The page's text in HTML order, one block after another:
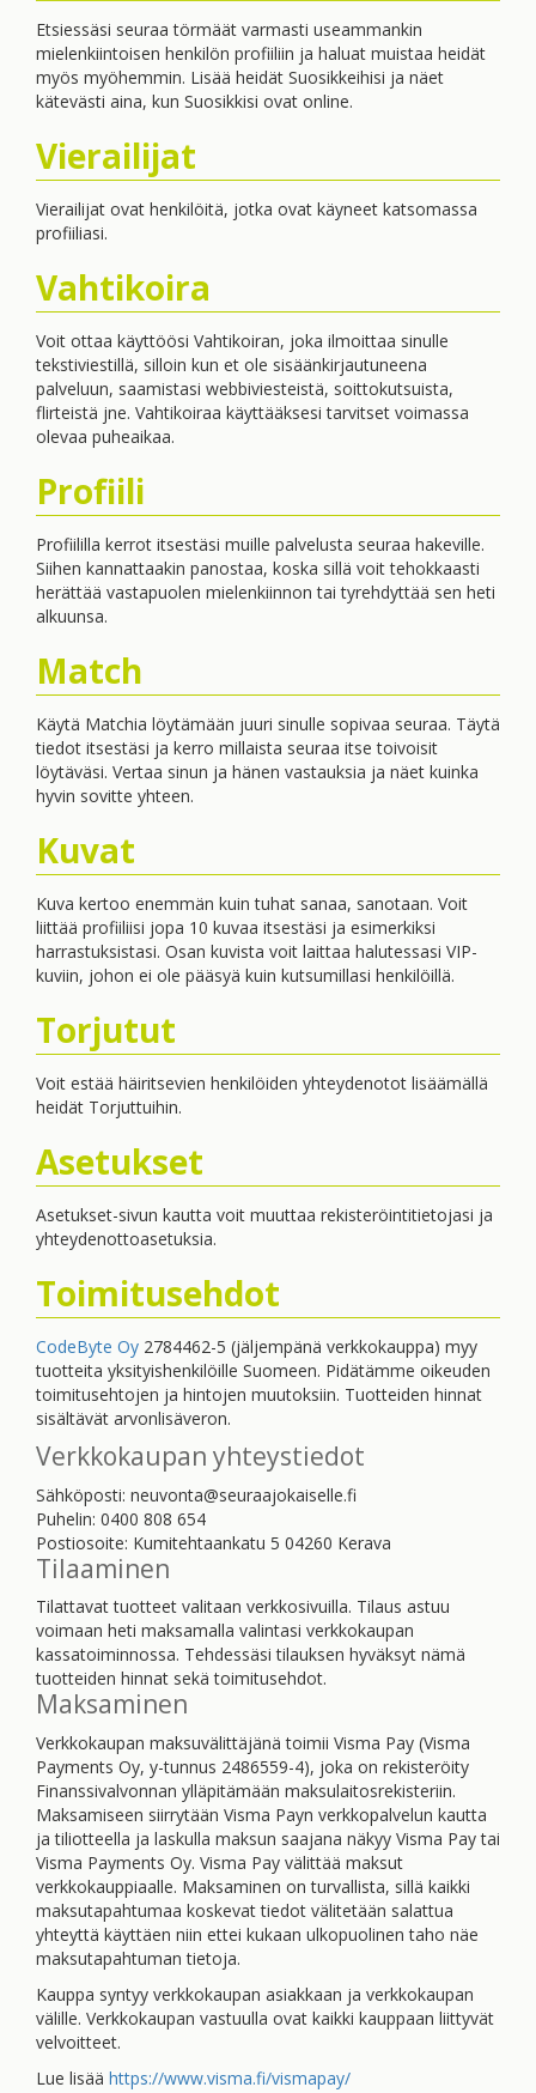
Etsiessäsi seuraa törmäät varmasti useammankin
mielenkiintoisen henkilön profiiliin ja haluat muistaa heidät
myös myöhemmin. Lisää heidät Suosikkeihisi ja näet
kätevästi aina, kun Suosikkisi ovat online.
Vierailijat
Vierailijat ovat henkilöitä, jotka ovat käyneet katsomassa
profiiliasi.
Vahtikoira
Voit ottaa käyttöösi Vahtikoiran, joka ilmoittaa sinulle
tekstiviestillä, silloin kun et ole sisäänkirjautuneena
palveluun, saamistasi webbiviesteistä, soittokutsuista,
flirteistä jne. Vahtikoiraa käyttääksesi tarvitset voimassa
olevaa puheaikaa.
Profiili
Profiililla kerrot itsestäsi muille palvelusta seuraa hakeville.
Siihen kannattaakin panostaa, koska sillä voit tehokkaasti
herättää vastapuolen mielenkiinnon tai tyrehdyttää sen heti
alkuunsa.
Match
Käytä Matchia löytämään juuri sinulle sopivaa seuraa. Täytä
tiedot itsestäsi ja kerro millaista seuraa itse toivoisit
löytäväsi. Vertaa sinun ja hänen vastauksia ja näet kuinka
hyvin sovitte yhteen.
Kuvat
Kuva kertoo enemmän kuin tuhat sanaa, sanotaan. Voit
liittää profiiliisi jopa 10 kuvaa itsestäsi ja esimerkiksi
harrastuksistasi. Osan kuvista voit laittaa halutessasi VIP-
kuviin, johon ei ole pääsyä kuin kutsumillasi henkilöillä.
Torjutut
Voit estää häiritsevien henkilöiden yhteydenotot lisäämällä
heidät Torjuttuihin.
Asetukset
Asetukset-sivun kautta voit muuttaa rekisteröintitietojasi ja
yhteydenottoasetuksia.
Toimitusehdot
CodeByte Oy 2784462-5 (jäljempänä verkkokauppa) myy
tuotteita yksityishenkilöille Suomeen. Pidätämme oikeuden
toimitusehtojen ja hintojen muutoksiin. Tuotteiden hinnat
sisältävät arvonlisäveron.
Verkkokaupan yhteystiedot
Sähköposti: neuvonta@seuraajokaiselle.fi
Puhelin: 0400 808 654
Postiosoite: Kumitehtaankatu 5 04260 Kerava
Tilaaminen
Tilattavat tuotteet valitaan verkkosivuilla. Tilaus astuu
voimaan heti maksamalla valintasi verkkokaupan
kassatoiminnossa. Tehdessäsi tilauksen hyväksyt nämä
tuotteiden hinnat sekä toimitusehdot.
Maksaminen
Verkkokaupan maksuvälittäjänä toimii Visma Pay (Visma
Payments Oy, y-tunnus 2486559-4), joka on rekisteröity
Finanssivalvonnan ylläpitämään maksulaitosrekisteriin.
Maksamiseen siirrytään Visma Payn verkkopalvelun kautta
ja tiliotteella ja laskulla maksun saajana näkyy Visma Pay tai
Visma Payments Oy. Visma Pay välittää maksut
verkkokauppiaalle. Maksaminen on turvallista, sillä kaikki
maksutapahtumaa koskevat tiedot välitetään salattua
yhteyttä käyttäen niin ettei kukaan ulkopuolinen taho näe
maksutapahtuman tietoja.
Kauppa syntyy verkkokaupan asiakkaan ja verkkokaupan
välille. Verkkokaupan vastuulla ovat kaikki kauppaan liittyvät
velvoitteet.
Lue lisää https://www.visma.fi/vismapay/